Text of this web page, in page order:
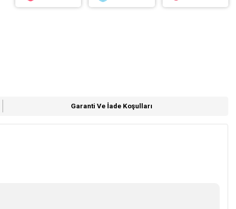
Garanti Ve İade Koşulları